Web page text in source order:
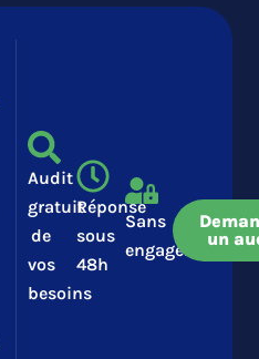
Audit
gratuit
de
vos
besoins
Réponse
sous
48h
Sans
engagement
un